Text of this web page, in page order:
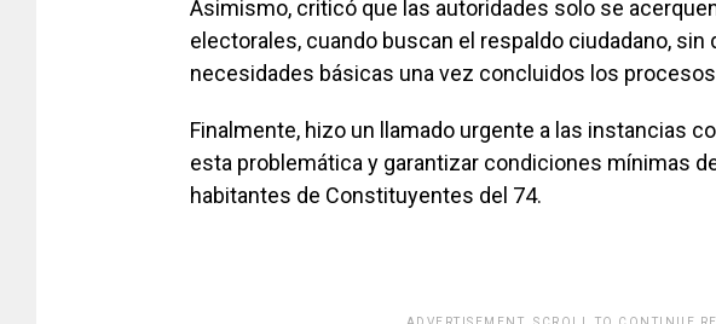
Asimismo, criticó que las autoridades solo se
electorales, cuando buscan el respaldo ciudadano, sin
necesidades básicas una vez concluidos los
Finalmente, hizo un llamado urgente a las instancias
esta problemática y garantizar condiciones mínimas
habitantes de Constituyentes del 74.